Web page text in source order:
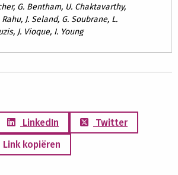
G. Bentham, U. Chaktavarthy,
Rahu, J. Seland, G. Soubrane, L.
J. Vioque, I. Young
LinkedIn
Twitter
Link kopiëren